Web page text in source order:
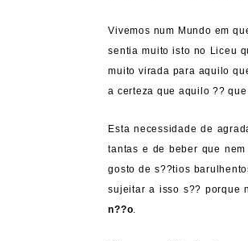
Vivemos num Mundo em
sentia muito isto no Liceu
muito virada para aquilo
a certeza que aquilo ??
Esta necessidade de
tantas e de beber que
gosto de s??tios
sujeitar a isso s?? porque
n??o.